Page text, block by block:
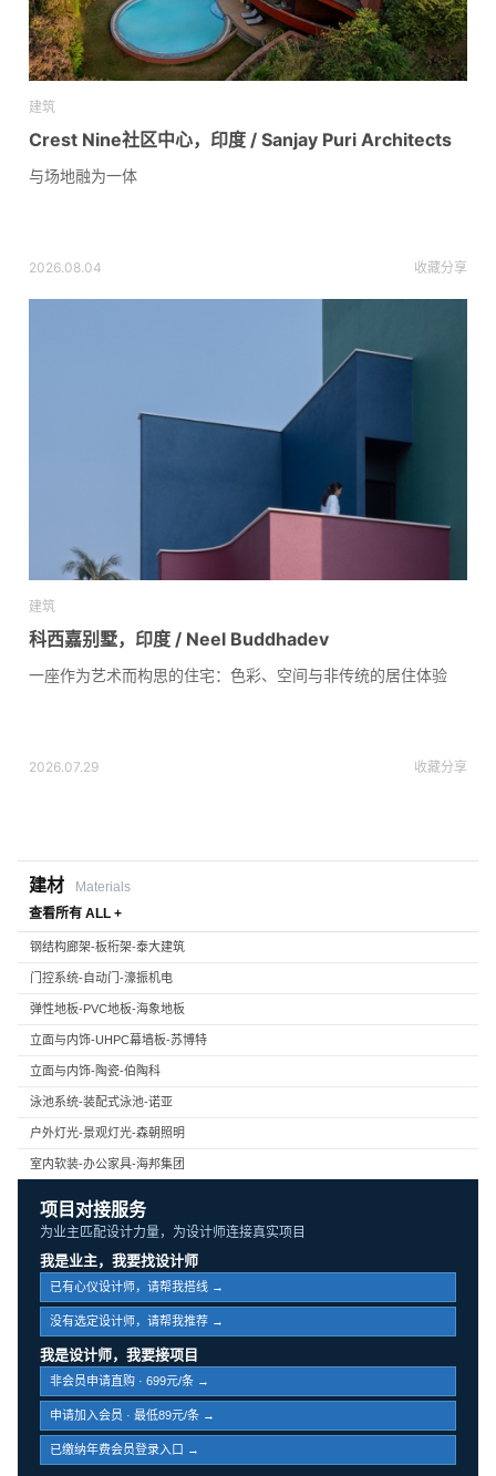
建筑
Crest Nine社区中心，印度 / Sanjay Puri Architects
与场地融为一体
2026.08.04 收藏分享
建筑
科西嘉别墅，印度 / Neel Buddhadev
一座作为艺术而构思的住宅：色彩、空间与非传统的居住体验
2026.07.29 收藏分享
建材
Materials
查看所有 ALL +
钢结构廊架-板桁架-泰大建筑
门控系统-自动门-濠振机电
弹性地板-PVC地板-海象地板
立面与内饰-UHPC幕墙板-苏博特
立面与内饰-陶瓷-伯陶科
泳池系统-装配式泳池-诺亚
户外灯光-景观灯光-森朝照明
室内软装-办公家具-海邦集团
项目对接服务
为业主匹配设计力量，为设计师连接真实项目
我是业主，我要找设计师
已有心仪设计师，请帮我搭线 →
没有选定设计师，请帮我推荐 →
我是设计师，我要接项目
非会员申请直购 · 699元/条 →
申请加入会员 · 最低89元/条 →
已缴纳年费会员登录入口 →